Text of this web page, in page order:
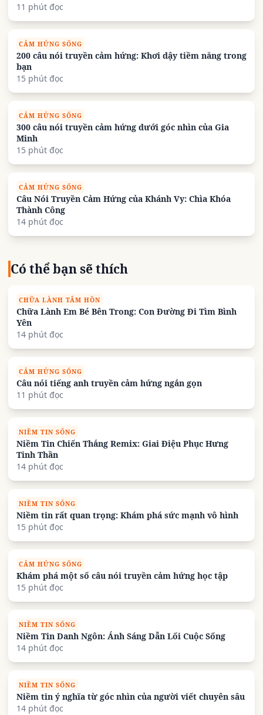
11 phút đọc
CẢM HỨNG SỐNG
200 câu nói truyền cảm hứng: Khơi dậy tiềm năng trong
bạn
15 phút đọc
CẢM HỨNG SỐNG
300 câu nói truyền cảm hứng dưới góc nhìn của Gia
Minh
15 phút đọc
CẢM HỨNG SỐNG
Câu Nói Truyền Cảm Hứng của Khánh Vy: Chìa Khóa
Thành Công
14 phút đọc
Có thể bạn sẽ thích
CHỮA LÀNH TÂM HỒN
Chữa Lành Em Bé Bên Trong: Con Đường Đi Tìm Bình
Yên
14 phút đọc
CẢM HỨNG SỐNG
Câu nói tiếng anh truyền cảm hứng ngắn gọn
11 phút đọc
NIỀM TIN SỐNG
Niềm Tin Chiến Thắng Remix: Giai Điệu Phục Hưng
Tinh Thần
14 phút đọc
NIỀM TIN SỐNG
Niềm tin rất quan trọng: Khám phá sức mạnh vô hình
15 phút đọc
CẢM HỨNG SỐNG
Khám phá một số câu nói truyền cảm hứng học tập
15 phút đọc
NIỀM TIN SỐNG
Niềm Tin Danh Ngôn: Ánh Sáng Dẫn Lối Cuộc Sống
14 phút đọc
NIỀM TIN SỐNG
Niềm tin ý nghĩa từ góc nhìn của người viết chuyên sâu
14 phút đọc